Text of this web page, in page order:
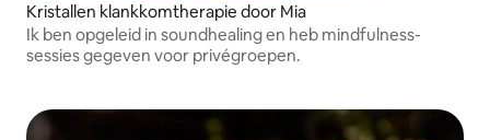
Kristallen klankkomtherapie door Mia
Ik ben opgeleid in soundhealing en heb mindfulness-
sessies gegeven voor privégroepen.